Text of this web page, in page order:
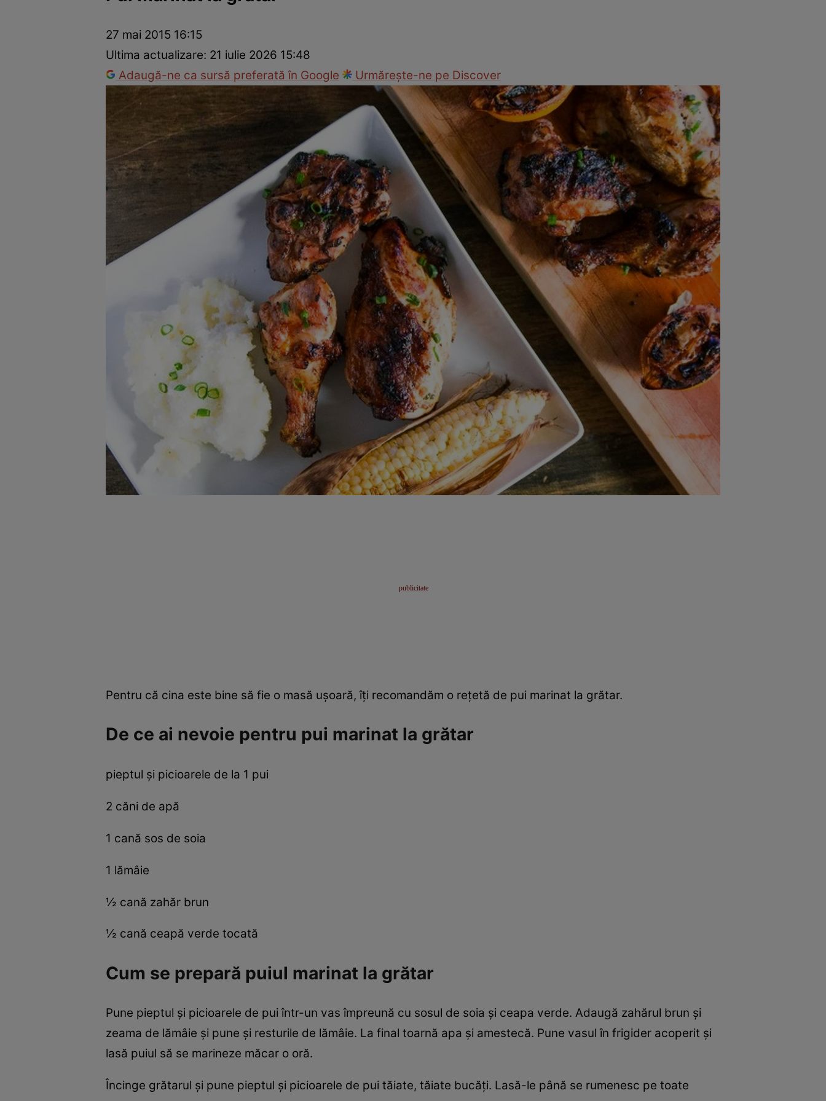
Mâncăruri rapideRețete cu legume
27 mai 2015 16:15
Ultima actualizare: 21 iulie 2026 15:48
Adaugă-ne ca sursă preferată în Google
Urmărește-ne pe Discover
Pentru că cina este bine să fie o masă uşoară, îţi recomandăm o reţetă de pui marinat la grătar.
De ce ai nevoie pentru pui marinat la grătar
pieptul şi picioarele de la 1 pui
2 căni de apă
1 cană sos de soia
1 lămâie
½ cană zahăr brun
½ cană ceapă verde tocată
Cum se prepară puiul marinat la grătar
Pune pieptul şi picioarele de pui într-un vas împreună cu sosul de soia şi ceapa verde. Adaugă zahărul brun şi
zeama de lămâie şi pune şi resturile de lămâie. La final toarnă apa şi amestecă. Pune vasul în frigider acoperit şi
lasă puiul să se marineze măcar o oră.
Încinge grătarul şi pune pieptul şi picioarele de pui tăiate, tăiate bucăţi. Lasă-le până se rumenesc pe toate